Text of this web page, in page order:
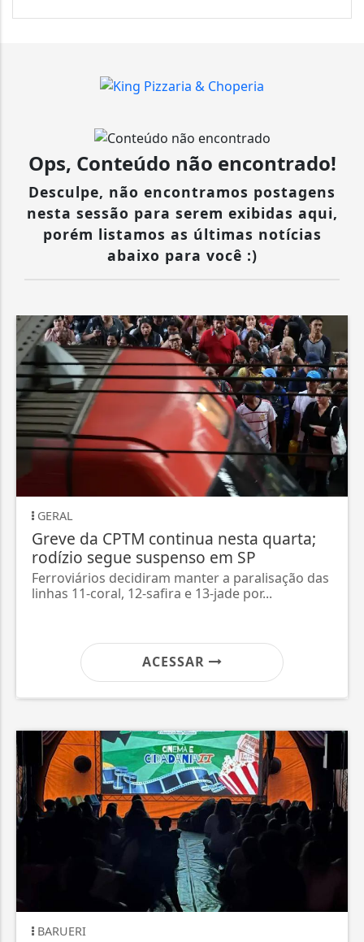
Ops, Conteúdo não encontrado!
Desculpe, não encontramos postagens
nesta sessão para serem exibidas aqui,
porém listamos as últimas notícias
abaixo para você :)
GERAL
Greve da CPTM continua nesta quarta;
rodízio segue suspenso em SP
Ferroviários decidiram manter a paralisação das
linhas 11-coral, 12-safira e 13-jade por...
ACESSAR
BARUERI